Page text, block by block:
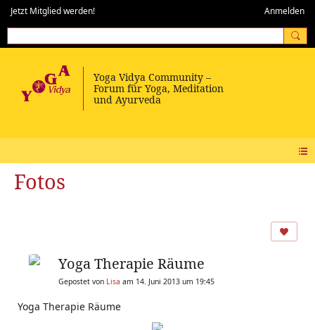
Jetzt Mitglied werden! Anmelden
Fotos
Yoga Therapie Räume
Gepostet von Lisa am 14. Juni 2013 um 19:45
Yoga Therapie Räume